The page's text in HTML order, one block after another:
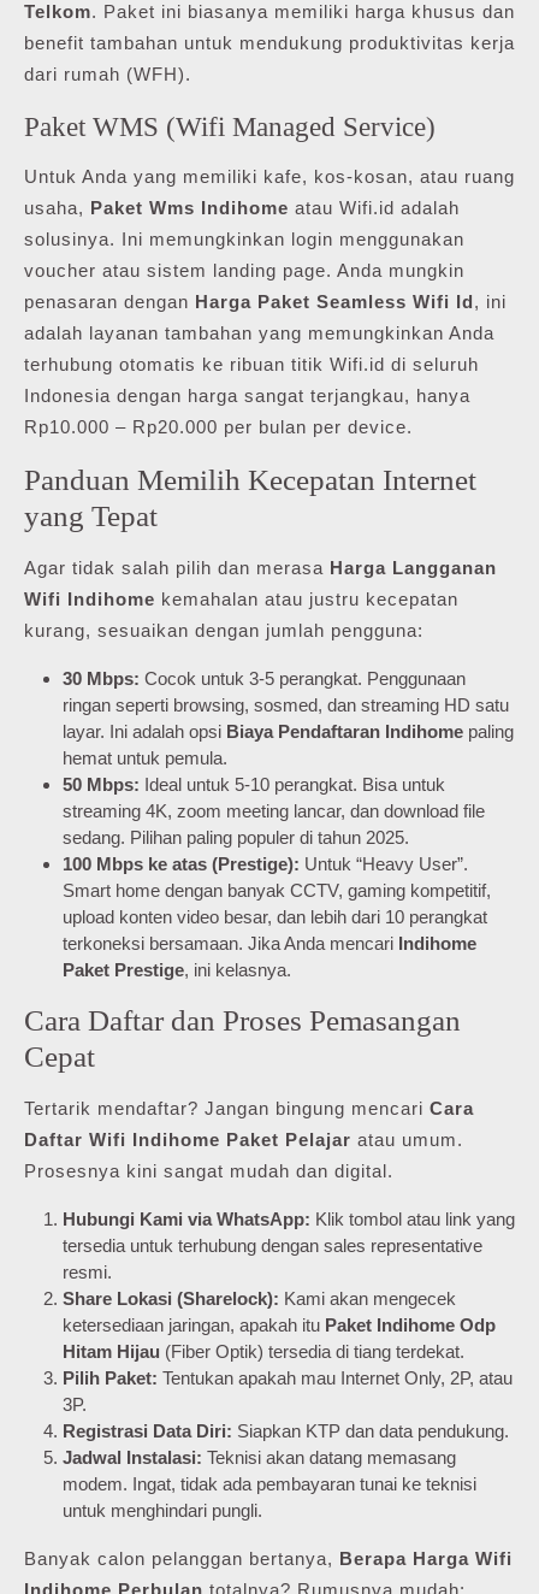
Telkom. Paket ini biasanya memiliki harga khusus dan
benefit tambahan untuk mendukung produktivitas kerja
dari rumah (WFH).
Paket WMS (Wifi Managed Service)
Untuk Anda yang memiliki kafe, kos-kosan, atau ruang
usaha, Paket Wms Indihome atau Wifi.id adalah
solusinya. Ini memungkinkan login menggunakan
voucher atau sistem landing page. Anda mungkin
penasaran dengan Harga Paket Seamless Wifi Id , ini
adalah layanan tambahan yang memungkinkan Anda
terhubung otomatis ke ribuan titik Wifi.id di seluruh
Indonesia dengan harga sangat terjangkau, hanya
Rp10.000 – Rp20.000 per bulan per device.
Panduan Memilih Kecepatan Internet
yang Tepat
Agar tidak salah pilih dan merasa Harga Langganan
Wifi Indihome kemahalan atau justru kecepatan
kurang, sesuaikan dengan jumlah pengguna:
30 Mbps: Cocok untuk 3-5 perangkat. Penggunaan
ringan seperti browsing, sosmed, dan streaming HD satu
layar. Ini adalah opsi Biaya Pendaftaran Indihome paling
hemat untuk pemula.
50 Mbps: Ideal untuk 5-10 perangkat. Bisa untuk
streaming 4K, zoom meeting lancar, dan download file
sedang. Pilihan paling populer di tahun 2025.
100 Mbps ke atas (Prestige): Untuk “Heavy User”.
Smart home dengan banyak CCTV, gaming kompetitif,
upload konten video besar, dan lebih dari 10 perangkat
terkoneksi bersamaan. Jika Anda mencari Indihome
Paket Prestige, ini kelasnya.
Cara Daftar dan Proses Pemasangan
Cepat
Tertarik mendaftar? Jangan bingung mencari Cara
Daftar Wifi Indihome Paket Pelajar atau umum.
Prosesnya kini sangat mudah dan digital.
Hubungi Kami via WhatsApp: Klik tombol atau link yang
tersedia untuk terhubung dengan sales representative
resmi.
Share Lokasi (Sharelock): Kami akan mengecek
ketersediaan jaringan, apakah itu Paket Indihome Odp
Hitam Hijau (Fiber Optik) tersedia di tiang terdekat.
Pilih Paket: Tentukan apakah mau Internet Only, 2P, atau
3P.
Registrasi Data Diri: Siapkan KTP dan data pendukung.
Jadwal Instalasi: Teknisi akan datang memasang
modem. Ingat, tidak ada pembayaran tunai ke teknisi
untuk menghindari pungli.
Banyak calon pelanggan bertanya, Berapa Harga Wifi